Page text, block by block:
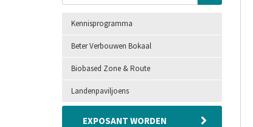
Kennisprogramma
Beter Verbouwen Bokaal
Biobased Zone & Route
Landenpaviljoens
EXPOSANT WORDEN